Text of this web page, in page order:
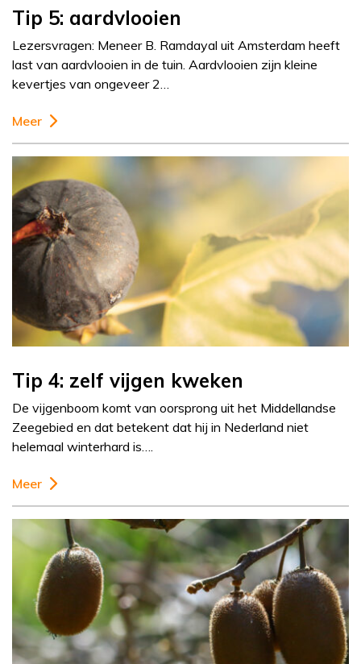
Tip 5: aardvlooien
Lezersvragen: Meneer B. Ramdayal uit Amsterdam heeft
last van aardvlooien in de tuin. Aardvlooien zijn kleine
kevertjes van ongeveer 2…
Meer
Tip 4: zelf vijgen kweken
De vijgenboom komt van oorsprong uit het Middellandse
Zeegebied en dat betekent dat hij in Nederland niet
helemaal winterhard is….
Meer